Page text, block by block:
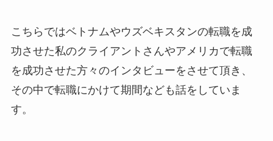
こちらではベトナムやウズベキスタンの転職を成
功させた私のクライアントさんやアメリカで転職
を成功させた方々のインタビューをさせて頂き、
その中で転職にかけて期間なども話をしていま
す。